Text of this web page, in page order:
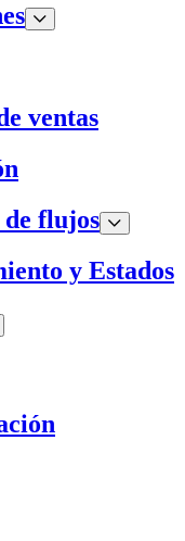
ventas
flujos
y Estados